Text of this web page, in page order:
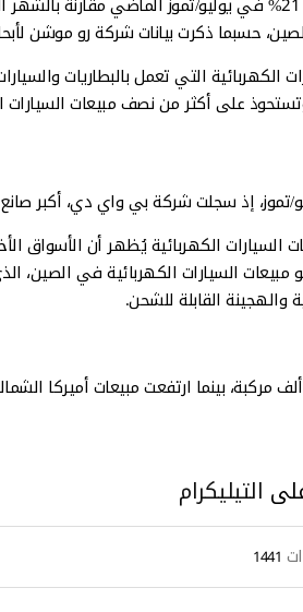
حسبما ذكرت بيانات شركة رو موشن
التي تعمل بالبطاريات والسيارات الهجينة القابلة
على أكثر من نصف مبيعات السيارات
تموز، إذ سجلت شركة بي واي دي، أكبر
الكهربائية يُظهر أن الأسواق
التيليكرام
1441